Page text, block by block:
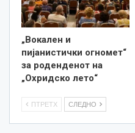
„Вокален и
пијанистички огномет“
за роденденот на
„Охридско лето“
ПТРЕТХ СЛЕДНО